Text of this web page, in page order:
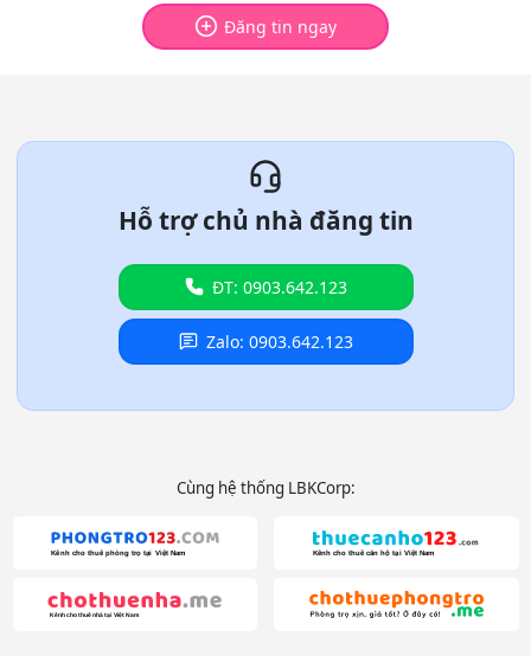
Đăng tin ngay
Hỗ trợ chủ nhà đăng tin
ĐT: 0903.642.123
Zalo: 0903.642.123
Cùng hệ thống LBKCorp: